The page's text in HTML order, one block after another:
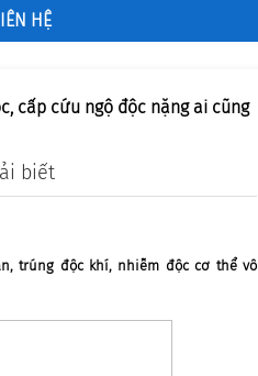
HỆ
cấp cứu ngộ độc nặng ai cũng
biết
trúng độc khí, nhiễm độc cơ thể vô